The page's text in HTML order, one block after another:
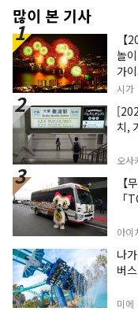
많이 본 기사
【
놀
가
시가
치,
오사
【
「
아이
나
버
미에